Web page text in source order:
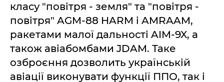
класу "повітря - земля" та "повітря -
повітря" AGM-88 HARM і AMRAAM,
ракетами малої дальності AIM-9X, а
також авіабомбами JDAM. Таке
озброєння дозволить українській
авіації виконувати функції ППО, так і